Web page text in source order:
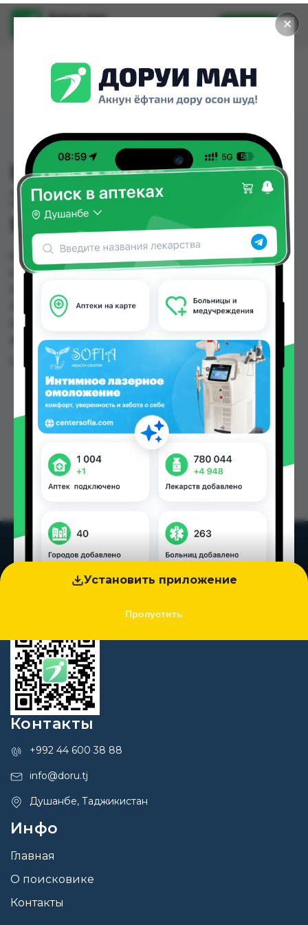
✕
Установить приложение
Пропустить
Доруи ман
Установить
ВИТАМИН Е 400
ЭРОНИ КАПС.400МГ
№60
ВИТАМИН Е 400 ЭРОНИ КАПС.400МГ №60
можно купить или заказать в аптеках, Саховати
Аптека + 24/7, Аптека АХРОМ, Аптека Вита по
других городах Таджикистана
Цена: от1.70 TJS
Контакты
+992 44 600 38 88
info@doru.tj
Душанбе, Таджикистан
Инфо
Главная
О поисковике
Контакты